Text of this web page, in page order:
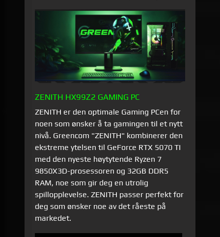
ZENITH HX99Z2 GAMING PC
ZENITH er den optimale Gaming PCen for
noen som ønsker å ta gamingen til et nytt
nivå. Greencom "ZENITH" kombinerer den
ekstreme ytelsen til GeForce RTX 5070 TI
med den nyeste høytytende Ryzen 7
9850X3D-prosessoren og 32GB DDR5
RAM, noe som gir deg en utrolig
spillopplevelse. ZENITH passer perfekt for
deg som ønsker noe av det råeste på
markedet.